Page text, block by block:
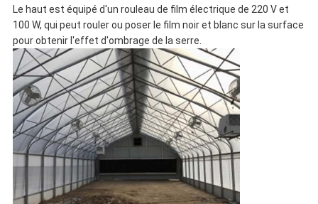
Le haut est équipé d'un rouleau de film électrique de 220 V et
100 W, qui peut rouler ou poser le film noir et blanc sur la surface
pour obtenir l'effet d'ombrage de la serre.